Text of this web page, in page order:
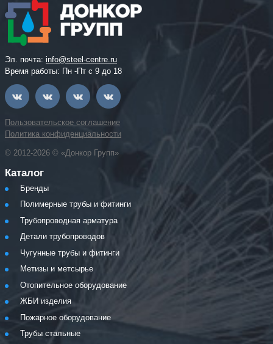
Эл. почта: info@steel-centre.ru
Время работы: Пн -Пт с 9 до 18
Пользовательское соглашение
Политика конфиденциальности
© 2012-2026 © «Донкор Групп»
Каталог
Бренды
Полимерные трубы и фитинги
Трубопроводная арматура
Детали трубопроводов
Чугунные трубы и фитинги
Метизы и метсырье
Отопительное оборудование
ЖБИ изделия
Пожарное оборудование
Трубы стальные